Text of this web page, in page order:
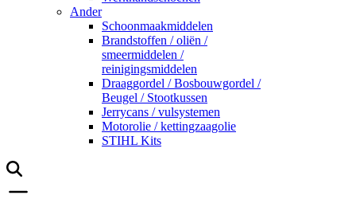
Ander
Schoonmaakmiddelen
Brandstoffen / oliën /
smeermiddelen /
reinigingsmiddelen
Draaggordel / Bosbouwgordel /
Beugel / Stootkussen
Jerrycans / vulsystemen
Motorolie / kettingzaagolie
STIHL Kits